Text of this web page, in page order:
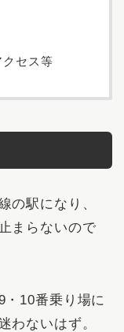
セス等
の駅になり、
まらないので
10番乗り場に
わないはず。